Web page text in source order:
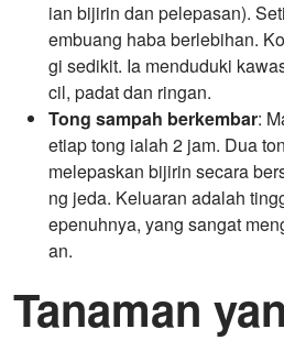
ian bijirin dan pelepasan).
embuang haba berlebihan.
gi sedikit. Ia menduduki
cil, padat dan ringan.
Tong sampah berkembar:
etiap tong ialah 2 jam. Dua
melepaskan bijirin secara
ng jeda. Keluaran adalah
epenuhnya, yang sangat
an.
Tanaman